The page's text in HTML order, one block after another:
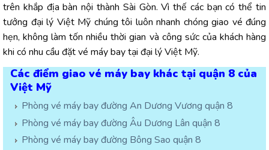
trên khắp địa bàn nội thành Sài Gòn. Vì thế các bạn có thể tin
tưởng đại lý Việt Mỹ chúng tôi luôn nhanh chóng giao vé đúng
hẹn, không làm tốn nhiều thời gian và công sức của khách hàng
khi có nhu cầu đặt vé máy bay tại đại lý Việt Mỹ.
Các điểm giao vé máy bay khác tại quận 8 của
Việt Mỹ
Phòng vé máy bay đường An Dương Vương quận 8
Phòng vé máy bay đường Âu Dương Lân quận 8
Phòng vé máy bay đường Bông Sao quận 8